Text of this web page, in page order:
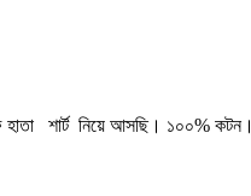
হাতা শার্ট নিয়ে আসছি। ১০০% কটন।